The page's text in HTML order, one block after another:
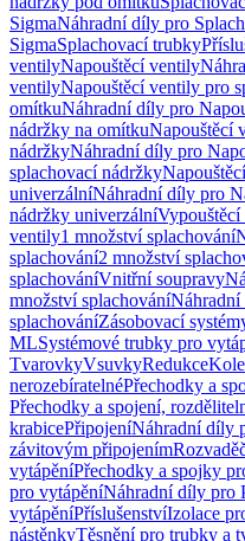
SigmaNáhradní díly pro
SigmaSplachovací trubky
ventilyNapouštěcí ventily
ventilyNapouštěcí ventily pro
omítkuNáhradní díly pro
nádržky na omítkuNapouštěcí
nádržkyNáhradní díly pro
splachovací nádržky
univerzálníNáhradní díly pro
nádržky univerzální
ventily1 množství splachování
splachování2 množství
splachováníVnitřní soupravy
množství splachování
splachováníZásobovací
MLSystémové trubky pro
TvarovkyVsuvkyRedukce
nerozebíratelnéPřechodky a
Přechodky a spojení,
krabicePřipojeníNáhradní díly
závitovým připojením
vytápěníPřechodky a spojky
pro vytápěníNáhradní díly pro
vytápěníPříslušenstvíIzolace
nástěnkyTěsnění pro trubky a